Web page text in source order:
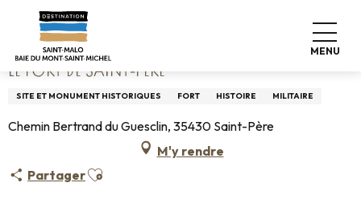
contenu
principal
MENU
Accueil Le Fort de Saint-Père
LE FORT DE SAINT-PÈRE
SITE ET MONUMENT HISTORIQUES FORT HISTOIRE MILITAIRE
Chemin Bertrand du Guesclin, 35430 Saint-Père
M'y rendre
PartagerAjouter aux favoris